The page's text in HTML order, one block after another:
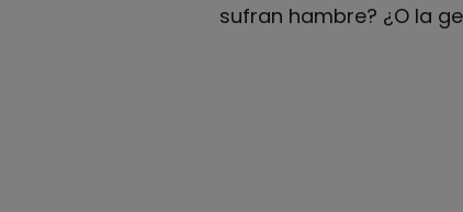
sufran hambre? ¿O la